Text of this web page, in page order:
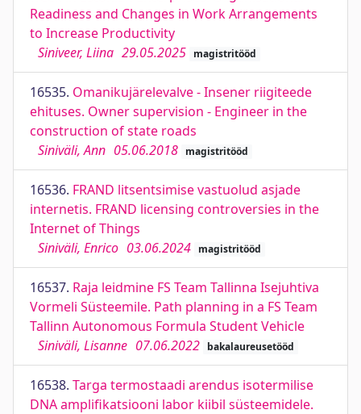
Readiness and Changes in Work Arrangements
to Increase Productivity
Siniveer, Liina 29.05.2025 magistritööd
16535. Omanikujärelevalve - Insener riigiteede
ehituses. Owner supervision - Engineer in the
construction of state roads
Siniväli, Ann 05.06.2018 magistritööd
16536. FRAND litsentsimise vastuolud asjade
internetis. FRAND licensing controversies in the
Internet of Things
Siniväli, Enrico 03.06.2024 magistritööd
16537. Raja leidmine FS Team Tallinna Isejuhtiva
Vormeli Süsteemile. Path planning in a FS Team
Tallinn Autonomous Formula Student Vehicle
Siniväli, Lisanne 07.06.2022 bakalaureusetööd
16538. Targa termostaadi arendus isotermilise
DNA amplifikatsiooni labor kiibil süsteemidele.